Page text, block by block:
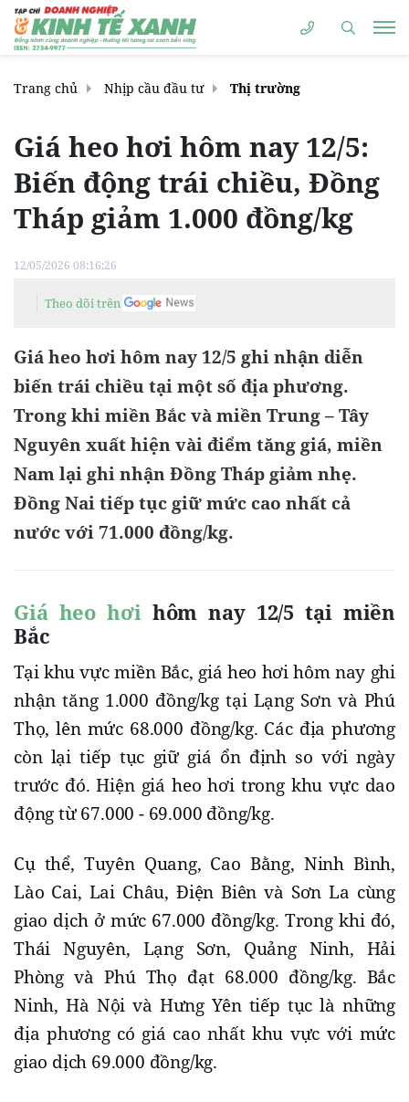
Trang chủ Nhịp cầu đầu tư Thị trường
Giá heo hơi hôm nay 12/5:
Biến động trái chiều, Đồng
Tháp giảm 1.000 đồng/kg
12/05/2026 08:16:26
Theo dõi trên
Giá heo hơi hôm nay 12/5 ghi nhận diễn
biến trái chiều tại một số địa phương.
Trong khi miền Bắc và miền Trung – Tây
Nguyên xuất hiện vài điểm tăng giá, miền
Nam lại ghi nhận Đồng Tháp giảm nhẹ.
Đồng Nai tiếp tục giữ mức cao nhất cả
nước với 71.000 đồng/kg.
Giá heo hơi hôm nay 12/5 tại miền
Bắc
Tại khu vực miền Bắc, giá heo hơi hôm nay ghi
nhận tăng 1.000 đồng/kg tại Lạng Sơn và Phú
Thọ, lên mức 68.000 đồng/kg. Các địa phương
còn lại tiếp tục giữ giá ổn định so với ngày
trước đó. Hiện giá heo hơi trong khu vực dao
động từ 67.000 - 69.000 đồng/kg.
Cụ thể, Tuyên Quang, Cao Bằng, Ninh Bình,
Lào Cai, Lai Châu, Điện Biên và Sơn La cùng
giao dịch ở mức 67.000 đồng/kg. Trong khi đó,
Thái Nguyên, Lạng Sơn, Quảng Ninh, Hải
Phòng và Phú Thọ đạt 68.000 đồng/kg. Bắc
Ninh, Hà Nội và Hưng Yên tiếp tục là những
địa phương có giá cao nhất khu vực với mức
giao dịch 69.000 đồng/kg.